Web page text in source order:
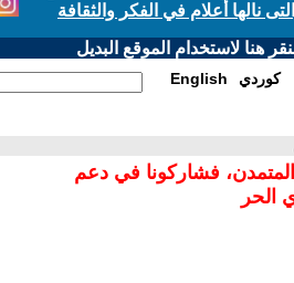
نالها أعلام في الفكر والثقافة
هنا لاستخدام الموقع البديل
English كوردي
المتمدن، فشاركونا في دعم
الحر